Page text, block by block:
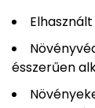
ésszerűen